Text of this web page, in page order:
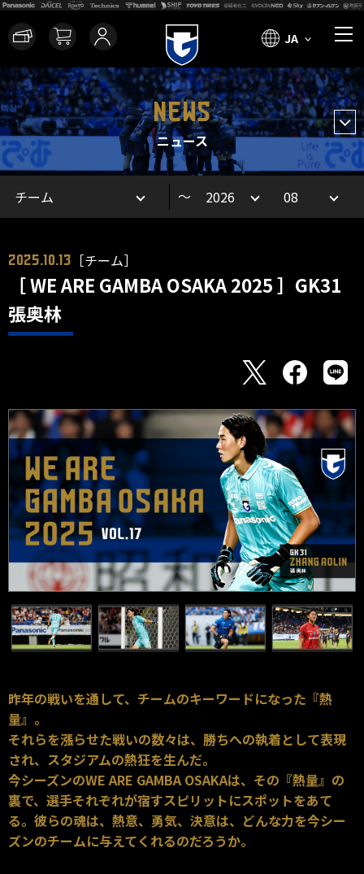
JA
NEWS
ニュース
～
2025.10.13 ［チーム］
［ WE ARE GAMBA OSAKA 2025 ］GK31
張奥林
昨年の戦いを通して、チームのキーワードになった『熱
量』。
それらを漲らせた戦いの数々は、勝ちへの執着として表現
され、スタジアムの熱狂を生んだ。
今シーズンのWE ARE GAMBA OSAKAは、その『熱量』の
裏で、選手それぞれが宿すスピリットにスポットをあて
る。彼らの魂は、熱意、勇気、決意は、どんな力を今シー
ズンのチームに与えてくれるのだろうか。